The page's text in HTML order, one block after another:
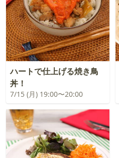
ハートで仕上げる焼き鳥
丼！
7/15 (月) 19:00〜20:00